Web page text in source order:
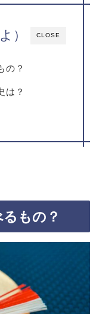
CLOSE
）
の？
は？
もの？